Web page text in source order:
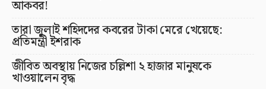
আকবর!
তারা জুলাই শহিদদের কবরের টাকা মেরে খেয়েছে:
প্রতিমন্ত্রী ইশরাক
জীবিত অবস্থায় নিজের চল্লিশা ২ হাজার মানুষকে
খাওয়ালেন বৃদ্ধ